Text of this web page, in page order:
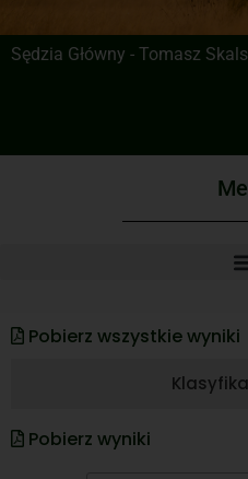
Sędzia Główny - Tomasz
Pobierz wszystkie wyniki
Pobierz wyniki